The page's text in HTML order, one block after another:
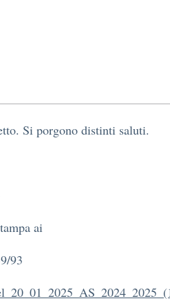
Si porgono distinti saluti.
ai
93